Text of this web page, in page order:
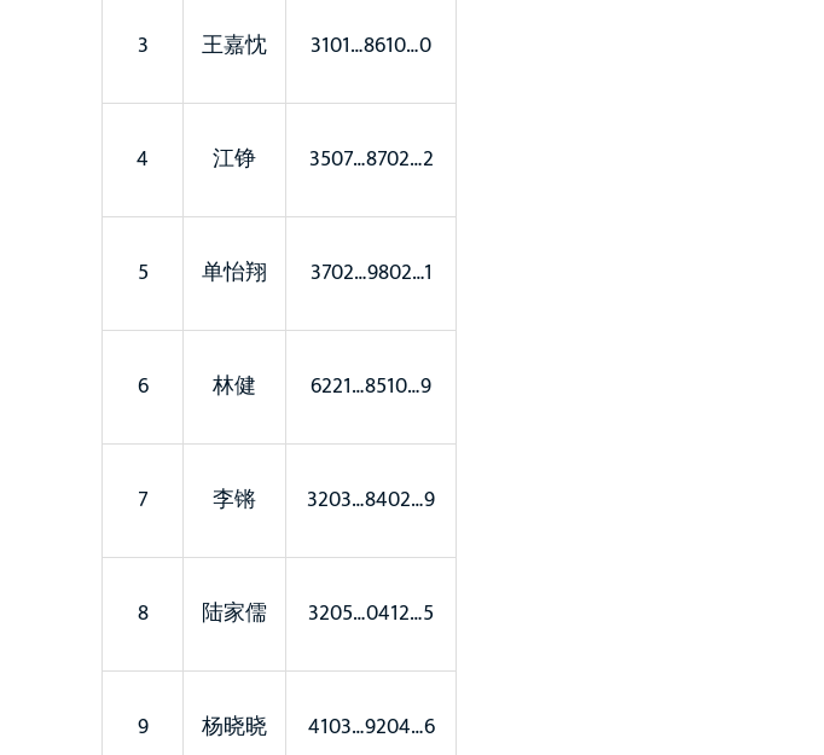
3 王嘉忱 3101…8610…0
4 江铮 3507…8702…2
5 单怡翔 3702…9802…1
6 林健 6221…8510…9
7 李锵 3203…8402…9
8 陆家儒 3205…0412…5
9 杨晓晓 4103…9204…6